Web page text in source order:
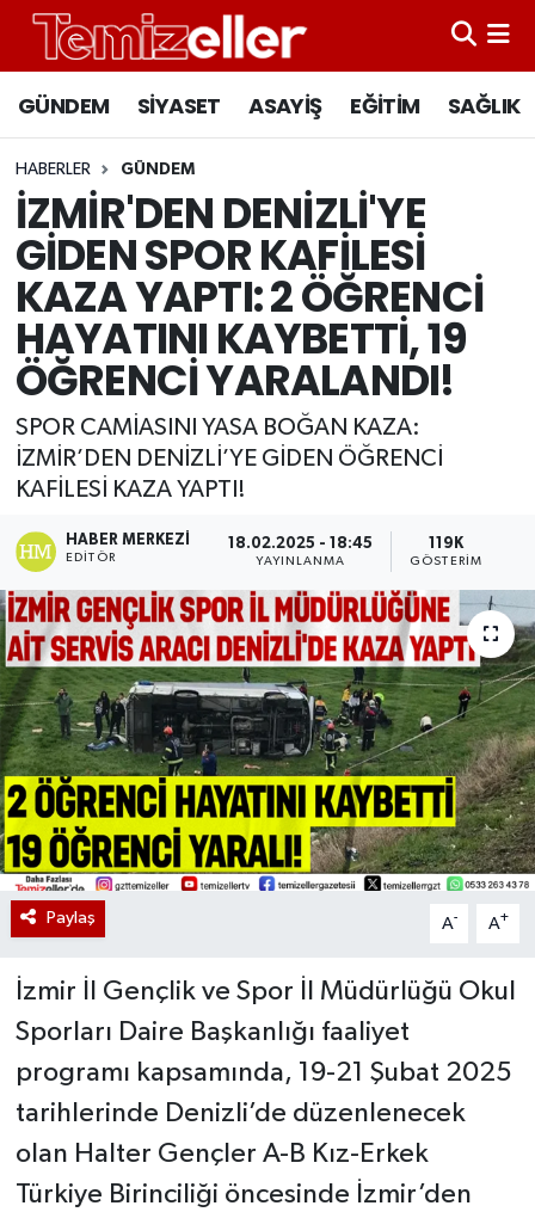
GÜNDEM SİYASET ASAYİŞ EĞİTİM SAĞLIK
HABERLER GÜNDEM
İZMİR'DEN DENİZLİ'YE
GİDEN SPOR KAFİLESİ
KAZA YAPTI: 2 ÖĞRENCİ
HAYATINI KAYBETTİ, 19
ÖĞRENCİ YARALANDI!
SPOR CAMİASINI YASA BOĞAN KAZA:
İZMİR’DEN DENİZLİ’YE GİDEN ÖĞRENCİ
KAFİLESİ KAZA YAPTI!
HABER MERKEZI
EDITÖR
18.02.2025 - 18:45
YAYINLANMA
119K
GÖSTERIM
Paylaş A- A+
İzmir İl Gençlik ve Spor İl Müdürlüğü Okul
Sporları Daire Başkanlığı faaliyet
programı kapsamında, 19-21 Şubat 2025
tarihlerinde Denizli’de düzenlenecek
olan Halter Gençler A-B Kız-Erkek
Türkiye Birinciliği öncesinde İzmir’den
CANLI YAYIN
ASAYİŞ
EĞİTİM
SAĞLIK
SİYASET
Hava Durumu
Süper Lig Puan Durumu ve Fikstür
Tüm Manşetler
Son Dakika Haberleri
Haber Arşivi